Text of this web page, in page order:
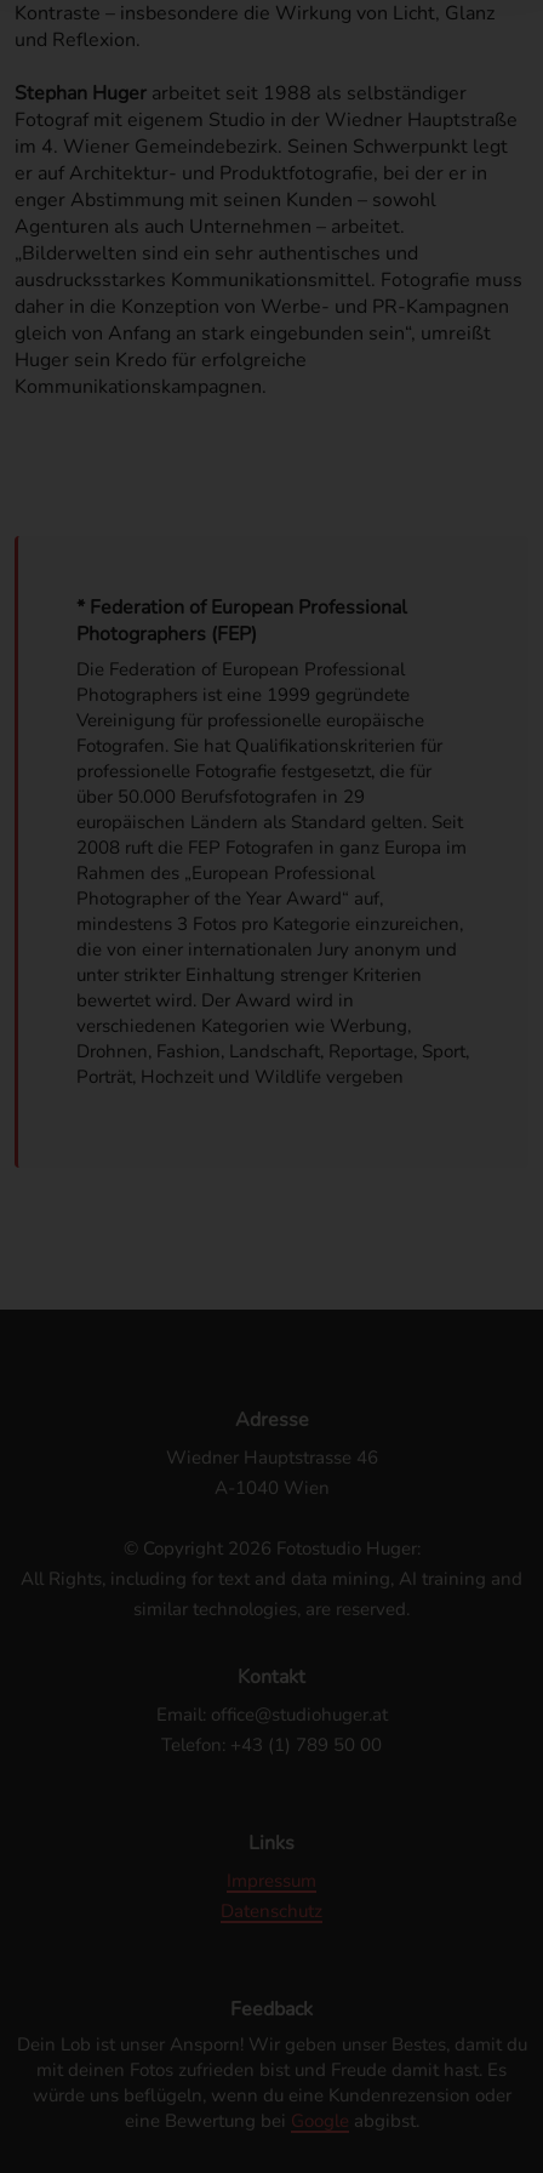
Kontraste – insbesondere die Wirkung von Licht, Glanz
und Reflexion.
Stephan Huger arbeitet seit 1988 als selbständiger
Fotograf mit eigenem Studio in der Wiedner Hauptstraße
im 4. Wiener Gemeindebezirk. Seinen Schwerpunkt legt
er auf Architektur- und Produktfotografie, bei der er in
enger Abstimmung mit seinen Kunden – sowohl
Agenturen als auch Unternehmen – arbeitet.
„Bilderwelten sind ein sehr authentisches und
ausdrucksstarkes Kommunikationsmittel. Fotografie muss
daher in die Konzeption von Werbe- und PR-Kampagnen
gleich von Anfang an stark eingebunden sein“, umreißt
Huger sein Kredo für erfolgreiche
Kommunikationskampagnen.
* Federation of European Professional
Photographers (FEP)
Die Federation of European Professional
Photographers ist eine 1999 gegründete
Vereinigung für professionelle europäische
Fotografen. Sie hat Qualifikationskriterien für
professionelle Fotografie festgesetzt, die für
über 50.000 Berufsfotografen in 29
europäischen Ländern als Standard gelten. Seit
2008 ruft die FEP Fotografen in ganz Europa im
Rahmen des „European Professional
Photographer of the Year Award“ auf,
mindestens 3 Fotos pro Kategorie einzureichen,
die von einer internationalen Jury anonym und
unter strikter Einhaltung strenger Kriterien
bewertet wird. Der Award wird in
verschiedenen Kategorien wie Werbung,
Drohnen, Fashion, Landschaft, Reportage, Sport,
Porträt, Hochzeit und Wildlife vergeben
Adresse
Wiedner Hauptstrasse 46
A-1040 Wien
© Copyright 2026 Fotostudio Huger:
All Rights, including for text and data mining, AI training and
similar technologies, are reserved.
Kontakt
Email: office@studiohuger.at
Telefon: +43 (1) 789 50 00
Links
Impressum
Datenschutz
Feedback
Dein Lob ist unser Ansporn! Wir geben unser Bestes, damit du
mit deinen Fotos zufrieden bist und Freude damit hast. Es
würde uns beflügeln, wenn du eine Kundenrezension oder
eine Bewertung bei Google abgibst.